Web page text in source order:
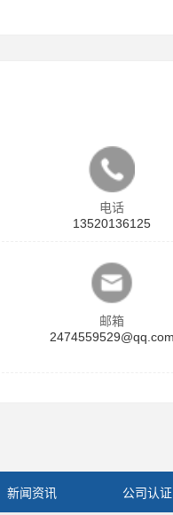
电话
13520136125
邮箱
新闻资讯 公司认证